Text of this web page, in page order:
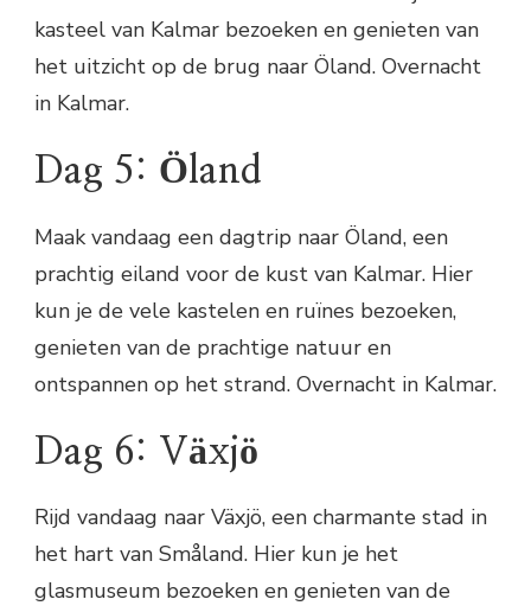
kasteel van Kalmar bezoeken en genieten van
het uitzicht op de brug naar Öland. Overnacht
in Kalmar.
Dag 5: Öland
Maak vandaag een dagtrip naar Öland, een
prachtig eiland voor de kust van Kalmar. Hier
kun je de vele kastelen en ruïnes bezoeken,
genieten van de prachtige natuur en
ontspannen op het strand. Overnacht in Kalmar.
Dag 6: Växjö
Rijd vandaag naar Växjö, een charmante stad in
het hart van Småland. Hier kun je het
glasmuseum bezoeken en genieten van de